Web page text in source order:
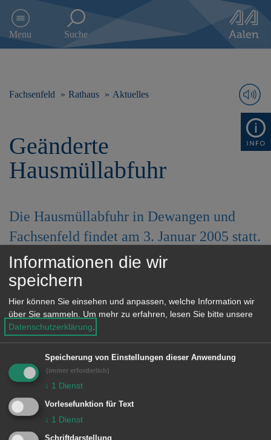
e
Menu Suche
Fachsenfeld Rathaus Aktuelles
Geänderte
Hausmüllabfuhr
Die Hausmüllabfuhr in Dewangen und
Fachsenfeld findet am 3. Januar 2005 statt.
Im Mitteilungsblatt wurde
fälschlicherweise Freitag, 7. Januar
2005 abgedruckt.
© Stadt Aalen, 28.12.2004
Unsere Anschrift
Informationen die wir
speichern
Hier können Sie einsehen und anpassen, welche Information wir
über Sie sammeln. Um mehr zu erfahren, lesen Sie bitte unsere
Datenschutzerklärung.
Speicherung von Einstellungen dieser Anwendung
(immer erforderlich)
↓ 1 Dienst
Vorlesefunktion für Text
↓ 1 Dienst
Schriftdarstellung